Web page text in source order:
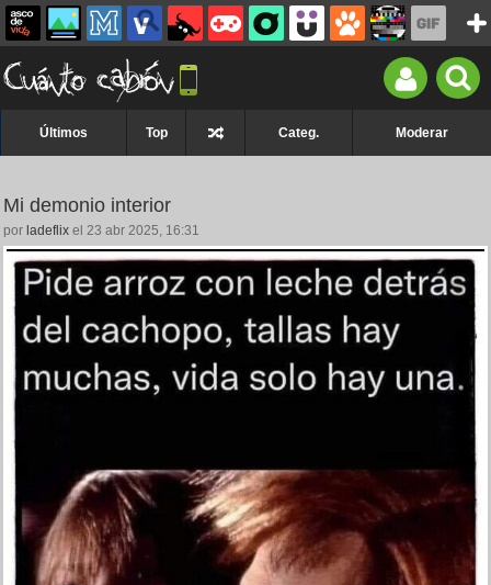
Últimos Top Categ. Moderar
Mi demonio interior
por ladeflix el 23 abr 2025, 16:31